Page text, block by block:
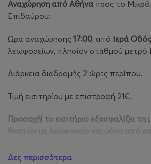
Αναχώρηση από Αθήνα προς το
Επιδαύρου:
Ώρα αναχώρησης 17:00, από Ιερά
λεωφορείων, πλησίον σταθμού μετρό
Διάρκεια διαδρομής 2 ώρες περίπου.
Τιμή εισιτηρίου με επιστροφή 21€.
Προσοχή! το εισιτήριο εξασφαλίζει
θεατών με λεωφορείο και μόνο από
Δες περισσότερα